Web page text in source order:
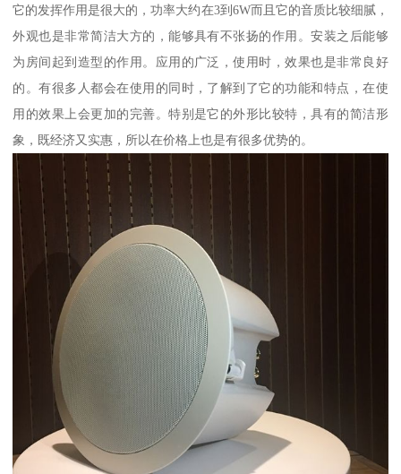
它的发挥作用是很大的，功率大约在3到6W而且它的音质比较细腻，
外观也是非常简洁大方的，能够具有不张扬的作用。安装之后能够
为房间起到造型的作用。应用的广泛，使用时，效果也是非常良好
的。有很多人都会在使用的同时，了解到了它的功能和特点，在使
用的效果上会更加的完善。特别是它的外形比较特，具有的简洁形
象，既经济又实惠，所以在价格上也是有很多优势的。